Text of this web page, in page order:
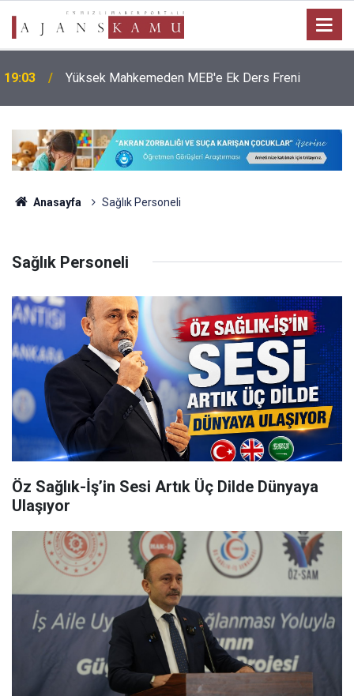
19:03 Yüksek Mahkemeden MEB'e Ek Ders Freni
17:02 Akaryakıt İndirimi Bekleyenlere Kötü Haber
Anasayfa Sağlık Personeli
Sağlık Personeli
Öz Sağlık-İş’in Sesi Artık Üç Dilde Dünyaya
Ulaşıyor